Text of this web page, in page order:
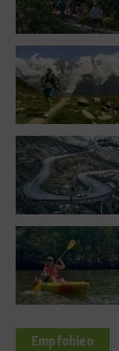
Empfohlen